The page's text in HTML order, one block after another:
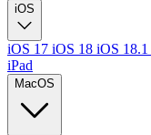
iOS
iOS 17 iOS 18 iOS 18.1
iPad
MacOS